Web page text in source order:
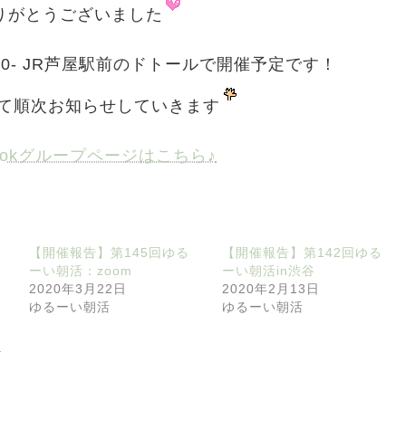
がとうございました
JR芦屋駅前のドトールで開催予定です！
順次お知らせしていきます
グループページはこちら♪
【開催報告】第145回ゆる
ーい朝活：zoom
2020年3月22日
ゆるーい朝活
【開催報告】第142回ゆる
ーい朝活in渋谷
2020年2月13日
ゆるーい朝活